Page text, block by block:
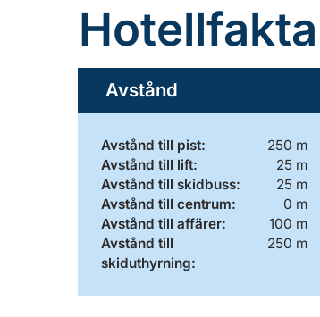
Hotellfakta
Avstånd
Avstånd till pist:
250 m
Avstånd till lift:
25 m
Avstånd till skidbuss:
25 m
Avstånd till centrum:
0 m
Avstånd till affärer:
100 m
Avstånd till
skiduthyrning:
250 m